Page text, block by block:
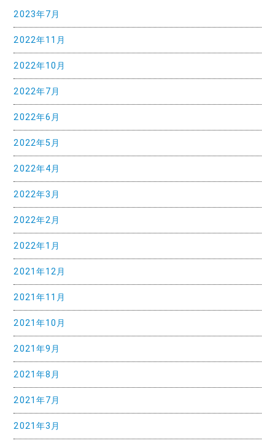
ョ
ン
2023年7月
2022年11月
2022年10月
2022年7月
2022年6月
2022年5月
2022年4月
2022年3月
2022年2月
2022年1月
2021年12月
2021年11月
2021年10月
2021年9月
2021年8月
2021年7月
2021年3月